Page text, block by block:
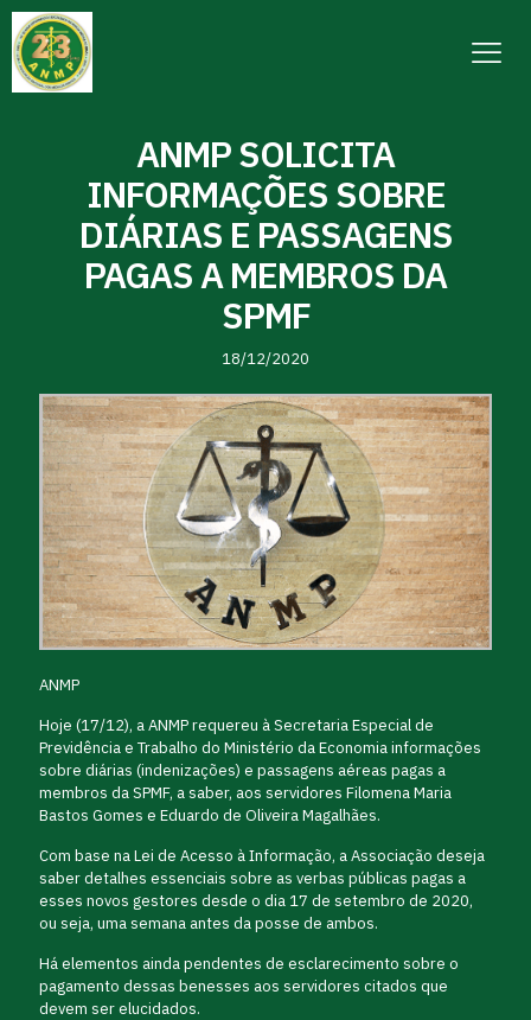
ANMP SOLICITA
INFORMAÇÕES SOBRE
DIÁRIAS E PASSAGENS
PAGAS A MEMBROS DA
SPMF
18/12/2020
ANMP
Hoje (17/12), a ANMP requereu à Secretaria Especial de
Previdência e Trabalho do Ministério da Economia informações
sobre diárias (indenizações) e passagens aéreas pagas a
membros da SPMF, a saber, aos servidores Filomena Maria
Bastos Gomes e Eduardo de Oliveira Magalhães.
Com base na Lei de Acesso à Informação, a Associação deseja
saber detalhes essenciais sobre as verbas públicas pagas a
esses novos gestores desde o dia 17 de setembro de 2020,
ou seja, uma semana antes da posse de ambos.
Há elementos ainda pendentes de esclarecimento sobre o
pagamento dessas benesses aos servidores citados que
devem ser elucidados.